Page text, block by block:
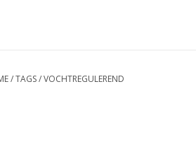
/TAGS/VOCHTREGULEREND